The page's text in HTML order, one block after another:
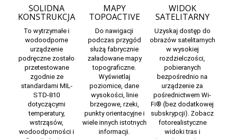
SOLIDNA
KONSTRUKCJA
To wytrzymałe i
wodoodporne
urządzenie
podręczne zostało
przetestowane
zgodnie ze
standardami MIL-
STD-810
dotyczącymi
temperatury,
wstrząsów,
wodoodporności i
MAPY
TOPOACTIVE
Do nawigacji
podczas przygód
służą fabrycznie
załadowane mapy
topograficzne.
Wyświetlaj
poziomice, dane
wysokości, linie
brzegowe, rzeki,
punkty orientacyjne i
wiele innych istotnych
informacji.
WIDOK
SATELITARNY
Uzyskaj dostęp do
obrazów satelitarnych
w wysokiej
rozdzielczości,
pobieranych
bezpośrednio na
urządzenie za
pośrednictwem Wi-
Fi® (bez dodatkowej
subskrypcji). Zobacz
fotorealistyczne
widoki tras i